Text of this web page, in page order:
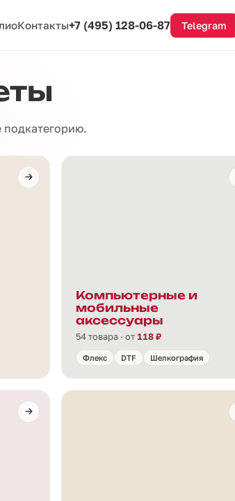
Контакты+7 (495) 128-06-87 Telegram
подкатегорию.
Компьютерные и
мобильные
аксессуары
54 товара · от 118 ₽
Флекс DTF Шелкография